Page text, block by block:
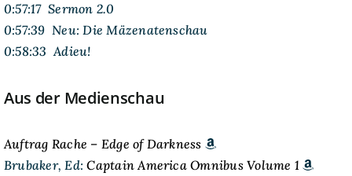
0:57:17 Sermon 2.0
0:57:39 Neu: Die Mäzenatenschau
0:58:33 Adieu!
Aus der Medienschau
Auftrag Rache – Edge of Darkness
Brubaker, Ed:Captain America Omnibus Volume 1